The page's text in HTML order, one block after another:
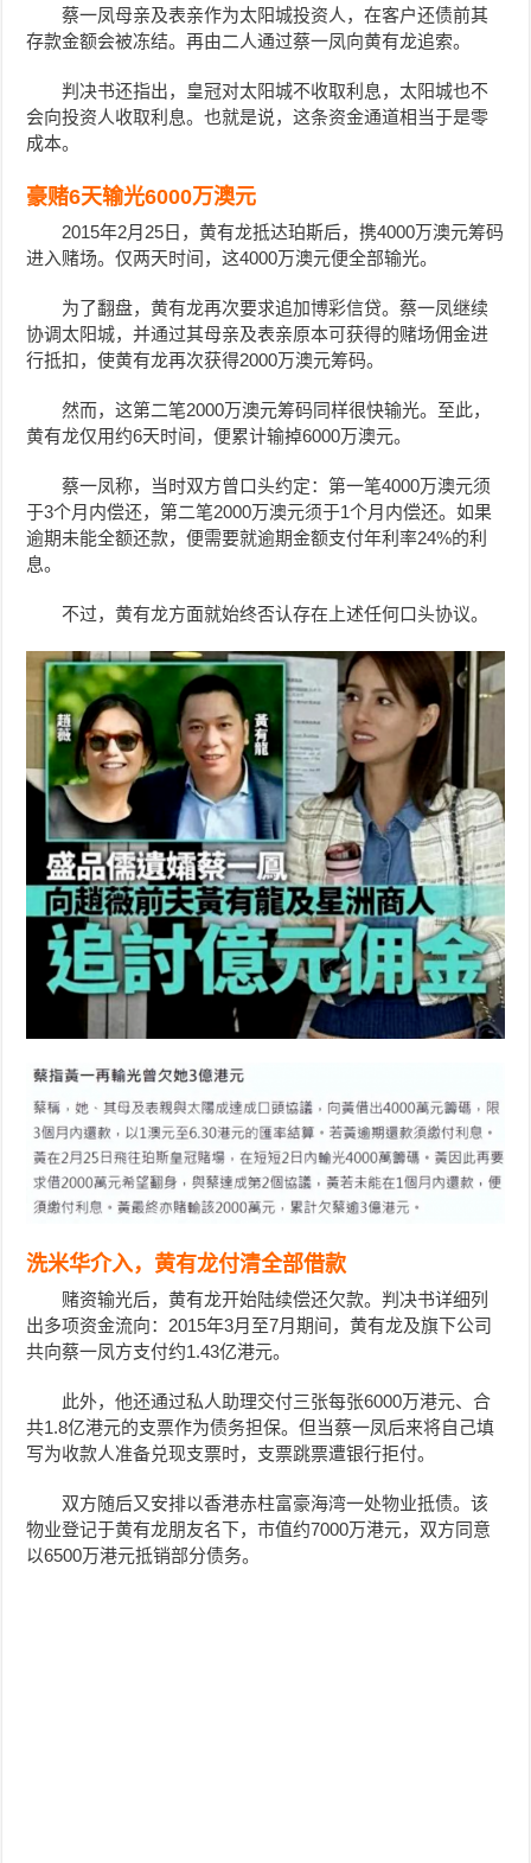
蔡一凤母亲及表亲作为太阳城投资人，在客户还债前其
存款金额会被冻结。再由二人通过蔡一凤向黄有龙追索。
判决书还指出，皇冠对太阳城不收取利息，太阳城也不
会向投资人收取利息。也就是说，这条资金通道相当于是零
成本。
豪赌6天输光6000万澳元
2015年2月25日，黄有龙抵达珀斯后，携4000万澳元筹码
进入赌场。仅两天时间，这4000万澳元便全部输光。
为了翻盘，黄有龙再次要求追加博彩信贷。蔡一凤继续
协调太阳城，并通过其母亲及表亲原本可获得的赌场佣金进
行抵扣，使黄有龙再次获得2000万澳元筹码。
然而，这第二笔2000万澳元筹码同样很快输光。至此，
黄有龙仅用约6天时间，便累计输掉6000万澳元。
蔡一凤称，当时双方曾口头约定：第一笔4000万澳元须
于3个月内偿还，第二笔2000万澳元须于1个月内偿还。如果
逾期未能全额还款，便需要就逾期金额支付年利率24%的利
息。
不过，黄有龙方面就始终否认存在上述任何口头协议。
洗米华介入，黄有龙付清全部借款
赌资输光后，黄有龙开始陆续偿还欠款。判决书详细列
出多项资金流向：2015年3月至7月期间，黄有龙及旗下公司
共向蔡一凤方支付约1.43亿港元。
此外，他还通过私人助理交付三张每张6000万港元、合
共1.8亿港元的支票作为债务担保。但当蔡一凤后来将自己填
写为收款人准备兑现支票时，支票跳票遭银行拒付。
双方随后又安排以香港赤柱富豪海湾一处物业抵债。该
物业登记于黄有龙朋友名下，市值约7000万港元，双方同意
以6500万港元抵销部分债务。